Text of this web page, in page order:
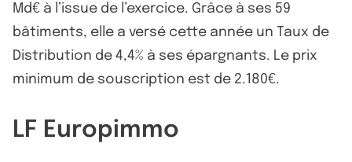
Md€ à l’issue de l’exercice. Grâce à ses 59
bâtiments, elle a versé cette année un Taux de
Distribution de 4,4% à ses épargnants. Le prix
minimum de souscription est de 2.180€.
LF Europimmo